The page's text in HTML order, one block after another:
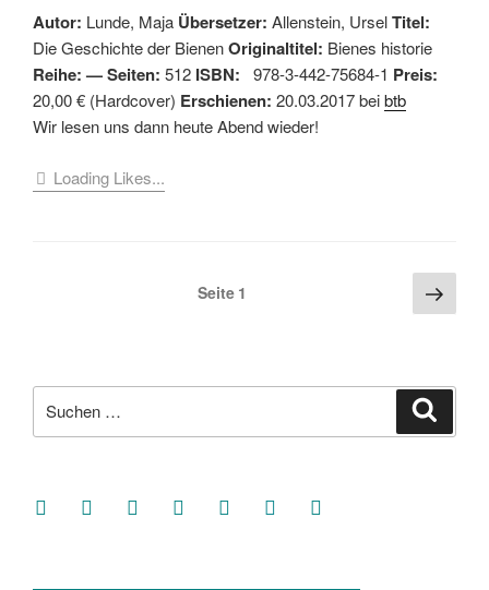
Autor: Lunde, Maja Übersetzer: Allenstein, UrselTitel:
Die Geschichte der BienenOriginaltitel: Bienes historie
Reihe: — Seiten: 512 ISBN: 978-3-442-75684-1 Preis:
20,00 € (Hardcover) Erschienen: 20.03.2017 beibtb
Wir lesen uns dann heute Abend wieder!
Loading Likes...
Seitennummerierung
Seite 1
Seite
nach:
facebooksoundcloud
twitter mastodoninstagramthreads goodreads